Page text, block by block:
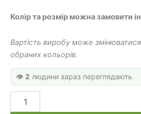
Колір та розмір можна замовити
Вартість виробу може змінюватися
обраних кольорів.
👁️ 2 людини зараз переглядають